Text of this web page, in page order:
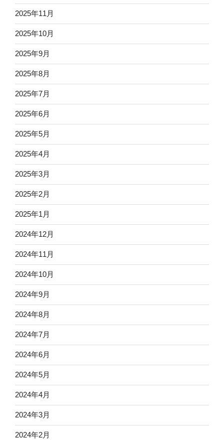
2025年11月
2025年10月
2025年9月
2025年8月
2025年7月
2025年6月
2025年5月
2025年4月
2025年3月
2025年2月
2025年1月
2024年12月
2024年11月
2024年10月
2024年9月
2024年8月
2024年7月
2024年6月
2024年5月
2024年4月
2024年3月
2024年2月